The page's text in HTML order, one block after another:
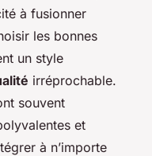
à fusionner
les bonnes
un style
irréprochable.
souvent
et
à n’importe